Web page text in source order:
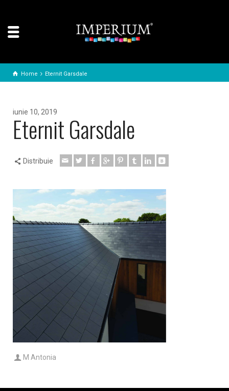
Home Eternit Garsdale
iunie 10, 2019
Eternit Garsdale
Distribuie
M Antonia